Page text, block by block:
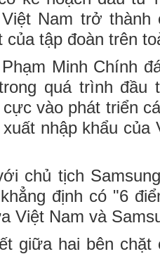
Nam trở thành
của tập đoàn trên
Minh Chính
quá trình đầu
vào phát triển
nhập khẩu của
chủ tịch
định có "6
Việt Nam và
giữa hai bên chặt